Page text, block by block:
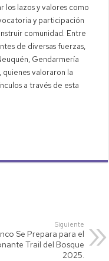
los lazos y valores como
y participación
comunidad. Entre
de diversas fuerzas,
Gendarmería
valoraron la
a través de esta
Siguiente
Se Prepara para el
Trail del Bosque
2025.